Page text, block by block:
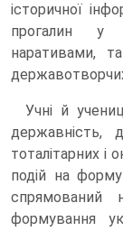
історичної
прогалин у
наративами,
Учні й
державність,
тоталітарних і
подій на
спрямований
формування